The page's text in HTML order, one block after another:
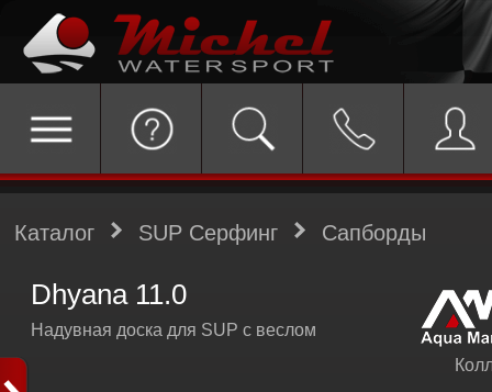
Каталог SUP Серфинг Сапборды
Dhyana 11.0
Надувная доска для SUP с веслом